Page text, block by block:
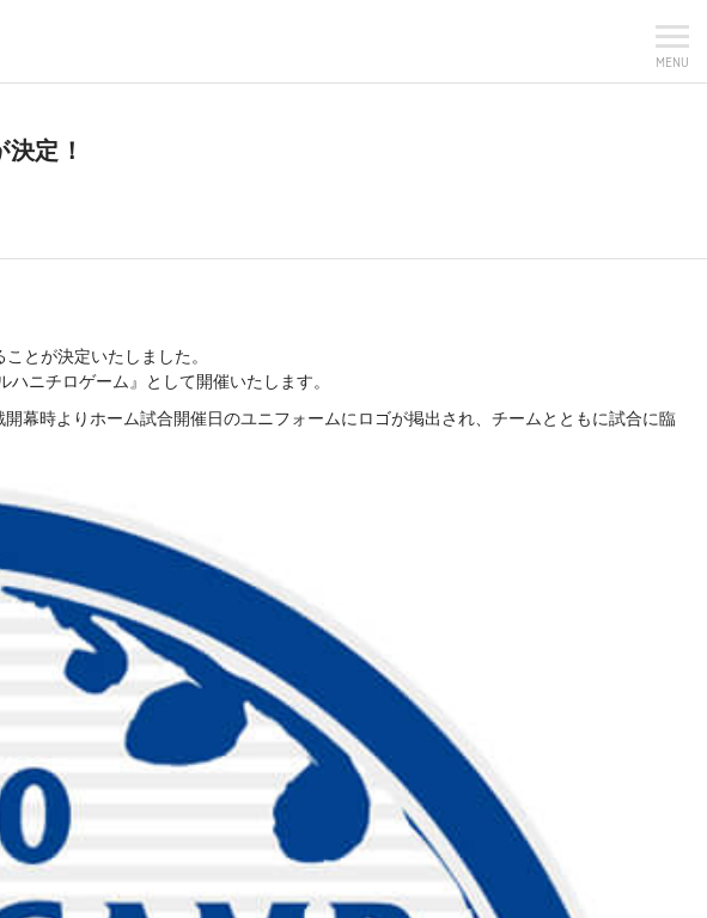
MENU
定！
とが決定いたしました。
ニチロゲーム』として開催いたします。
幕時よりホーム試合開催日のユニフォームにロゴが掲出され、チームとともに試合に臨